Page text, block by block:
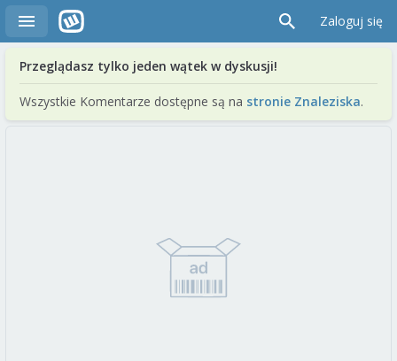
Zaloguj się
Przeglądasz tylko jeden wątek w dyskusji!
Wszystkie Komentarze dostępne są na stronie Znaleziska.